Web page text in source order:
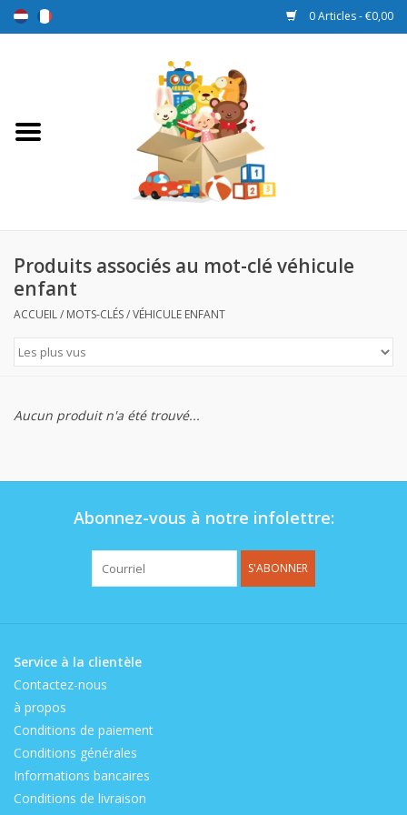
0 Articles - €0,00
Jouets
Boîtes de récompense
Nouveau
Produits associés au mot-clé véhicule
enfant
ACCUEIL/ MOTS-CLÉS/VÉHICULE ENFANT
Aucun produit n'a été trouvé...
Abonnez-vous à notre infolettre:
S'ABONNER
Service à la clientèle
Contactez-nous
à propos
Conditions de paiement
Conditions générales
Informations bancaires
Conditions de livraison